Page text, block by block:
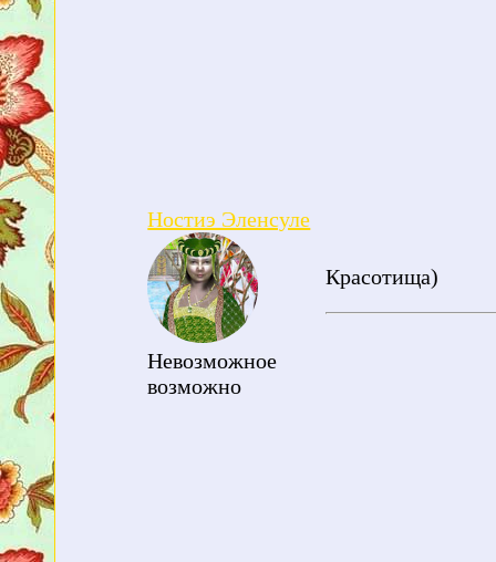
Ностиэ Эленсуле
Невозможное
возможно
Красотища)